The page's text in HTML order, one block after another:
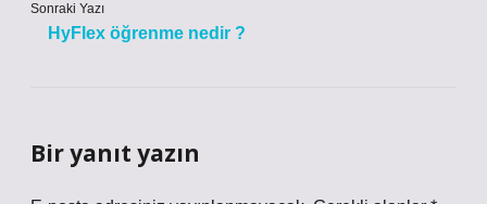
Sonraki Yazı
HyFlex öğrenme nedir ?
Bir yanıt yazın